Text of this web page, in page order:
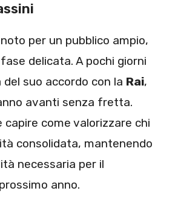
per un pubblico ampio,
delicata. A pochi giorni
del suo accordo con la Rai,
avanti senza fretta.
capire come valorizzare chi
consolidata, mantenendo
necessaria per il
anno.